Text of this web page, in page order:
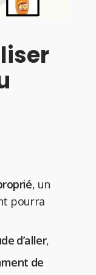
, un
pourra
d’aller,
de